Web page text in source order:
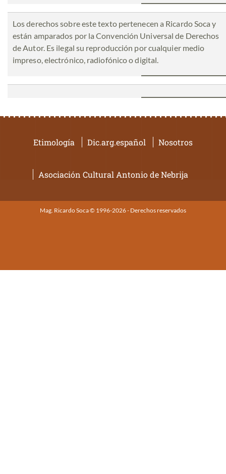
Los derechos sobre este texto pertenecen a Ricardo Soca y
están amparados por la Convención Universal de Derechos
de Autor. Es ilegal su reproducción por cualquier medio
impreso, electrónico, radiofónico o digital.
Etimología Dic.arg.español Nosotros
Asociación Cultural Antonio de Nebrija
Mag. Ricardo Soca © 1996-2026 - Derechos reservados